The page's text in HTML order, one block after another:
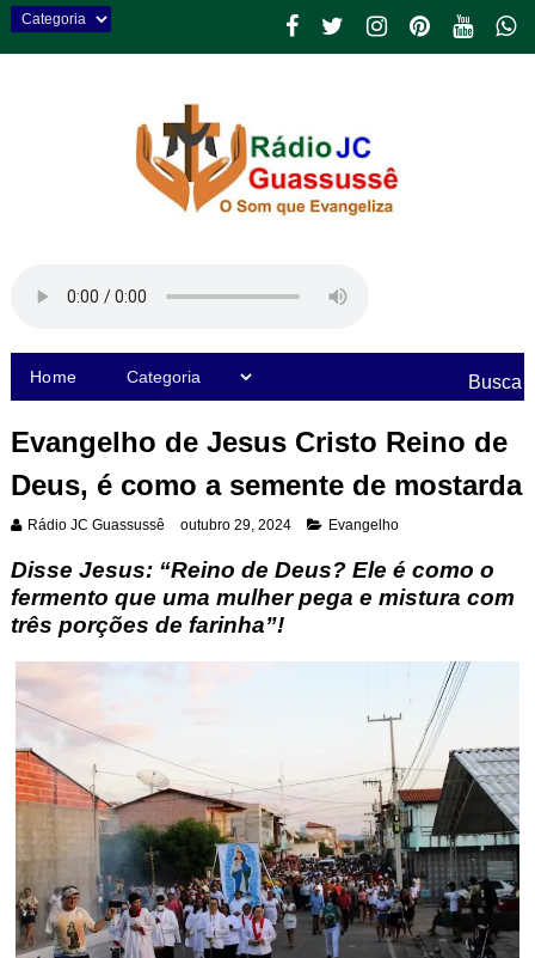
Home Busca
Evangelho de Jesus Cristo Reino de
Deus, é como a semente de mostarda
Rádio JC Guassussê outubro 29, 2024 Evangelho
Disse Jesus: “Reino de Deus? Ele é como o
fermento que uma mulher pega e mistura com
três porções de farinha”!